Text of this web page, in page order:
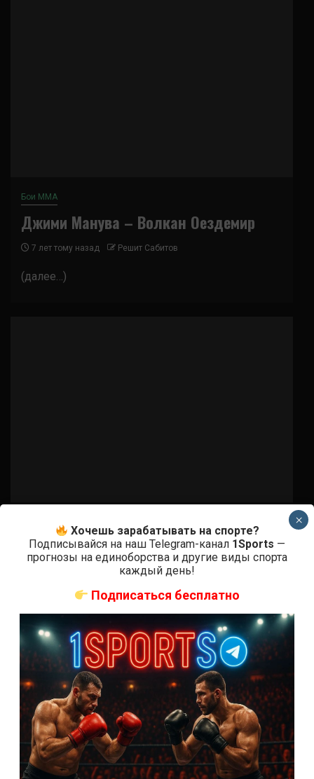
Бои ММА
Джими Манува – Волкан Оездемир
7 лет тому назад Решит Сабитов
(далее…)
Прямая трансляция UFC Fight Night
137: Anders vs. Santos
7 лет тому назад Решит Сабитов
О турнире UFC Fight Night 137: Santos vs. Anders
Когда и где?22 сентября на спортивной арене
«Ginásio do Ibirapuera» в Сан-Пауло...
Хочешь зарабатывать на спорте?
Подписывайся на наш Telegram-канал 1Sports —
прогнозы на единоборства и другие виды спорта
каждый день!
Подписаться бесплатно
×